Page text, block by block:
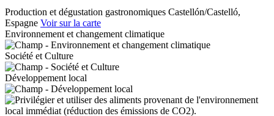
Production et dégustation gastronomiques Castellón/Castelló,
Espagne Voir sur la carte
Environnement et changement climatique
Société et Culture
Développement local